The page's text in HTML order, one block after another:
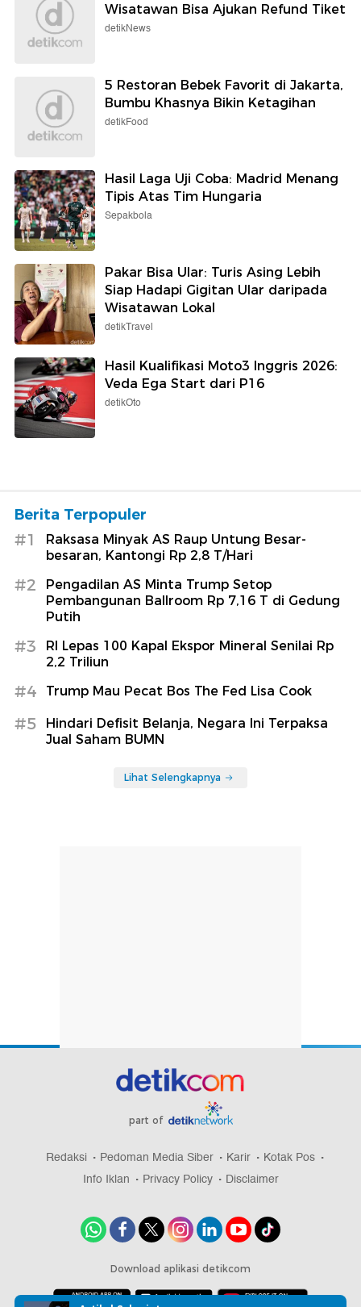
Wisatawan Bisa Ajukan Refund Tiket
detikNews
5 Restoran Bebek Favorit di Jakarta,
Bumbu Khasnya Bikin Ketagihan
detikFood
Hasil Laga Uji Coba: Madrid Menang
Tipis Atas Tim Hungaria
Sepakbola
Pakar Bisa Ular: Turis Asing Lebih
Siap Hadapi Gigitan Ular daripada
Wisatawan Lokal
detikTravel
Hasil Kualifikasi Moto3 Inggris 2026:
Veda Ega Start dari P16
detikOto
Berita Terpopuler
#1
Raksasa Minyak AS Raup Untung Besar-
besaran, Kantongi Rp 2,8 T/Hari
#2
Pengadilan AS Minta Trump Setop
Pembangunan Ballroom Rp 7,16 T di Gedung
Putih
#3
RI Lepas 100 Kapal Ekspor Mineral Senilai Rp
2,2 Triliun
#4 Trump Mau Pecat Bos The Fed Lisa Cook
#5
Hindari Defisit Belanja, Negara Ini Terpaksa
Jual Saham BUMN
Lihat Selengkapnya
part of
Redaksi Pedoman Media Siber Karir
Kotak Pos
Info Iklan
Privacy Policy Disclaimer
Download aplikasi detikcom